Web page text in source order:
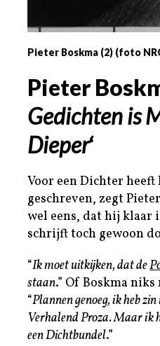
Pieter Boskma (2) (foto
Pieter
Gedichten is
Dieper‘
Voor een Dichter heeft
geschreven, zegt
wel eens, dat hij klaar
schrijft toch gewoon
“Ik moet uitkijken, dat de
staan.” Of Boskma
“Plannen genoeg, ik heb
Verhalend Proza. Maar ik
een Dichtbundel.”